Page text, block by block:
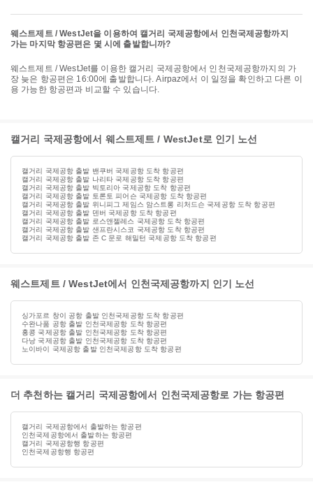
웨스트제트 / WestJet을 이용하여 캘거리 국제공항에서 인천국제공항까지
가는 마지막 항공편은 몇 시에 출발합니까?
웨스트제트 / WestJet를 이용한 캘거리 국제공항에서 인천국제공항까지의 가
장 늦은 항공편은 16:00에 출발합니다. Airpaz에서 이 일정을 확인하고 다른 이
용 가능한 항공편과 비교할 수 있습니다.
캘거리 국제공항에서 웨스트제트 / WestJet로 인기 노선
캘거리 국제공항 출발 밴쿠버 국제공항 도착 항공편
캘거리 국제공항 출발 나리타 국제공항 도착 항공편
캘거리 국제공항 출발 빅토리아 국제공항 도착 항공편
캘거리 국제공항 출발 토론토 피어슨 국제공항 도착 항공편
캘거리 국제공항 출발 위니피그 제임스 암스트롱 리처드슨 국제공항 도착 항공편
캘거리 국제공항 출발 덴버 국제공항 도착 항공편
캘거리 국제공항 출발 로스앤젤레스 국제공항 도착 항공편
캘거리 국제공항 출발 샌프란시스코 국제공항 도착 항공편
캘거리 국제공항 출발 존 C 문로 해밀턴 국제공항 도착 항공편
웨스트제트 / WestJet에서 인천국제공항까지 인기 노선
싱가포르 창이 공항 출발 인천국제공항 도착 항공편
수완나품 공항 출발 인천국제공항 도착 항공편
홍콩 국제공항 출발 인천국제공항 도착 항공편
다낭 국제공항 출발 인천국제공항 도착 항공편
노이바이 국제공항 출발 인천국제공항 도착 항공편
더 추천하는 캘거리 국제공항에서 인천국제공항로 가는 항공편
캘거리 국제공항에서 출발하는 항공편
인천국제공항에서 출발하는 항공편
캘거리 국제공항행 항공편
인천국제공항행 항공편